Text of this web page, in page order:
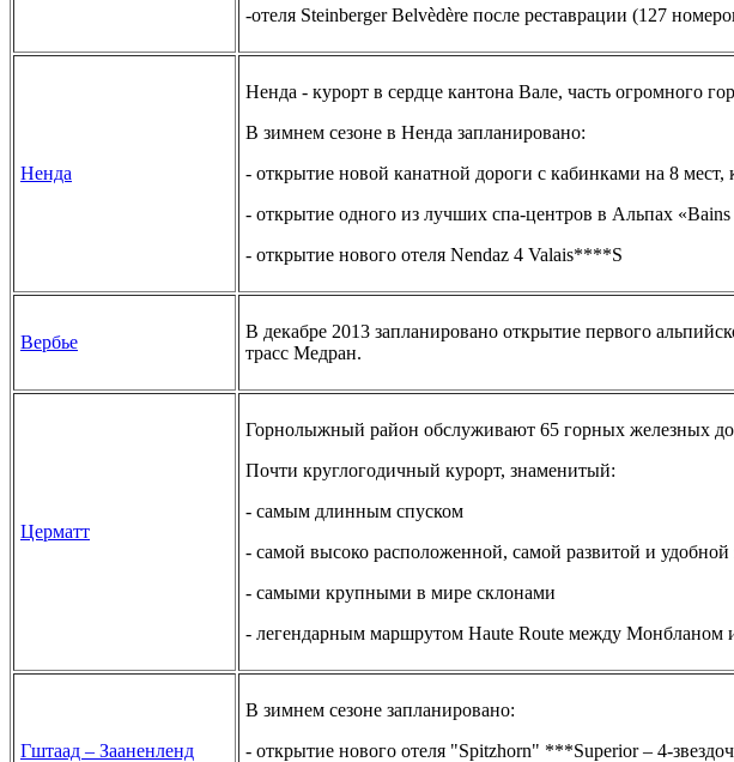
-отеля Steinberger Belvèdère после реставрации
Ненда
Ненда - курорт в сердце кантона Вале, часть огромного
В зимнем сезоне в Ненда запланировано:
- открытие новой канатной дороги с кабинками на 8
- открытие одного из лучших спа-центров в Альпах «Bains
- открытие нового отеля Nendaz 4 Valais****S
Вербье
В декабре 2013 запланировано открытие первого
трасс Медран.
Церматт
Горнолыжный район обслуживают 65 горных железных
Почти круглогодичный курорт, знаменитый:
- самым длинным спуском
- самой высоко расположенной, самой развитой и
- самыми крупными в мире склонами
- легендарным маршрутом Haute Route между Монбланом
Гштаад – Зааненленд
В зимнем сезоне запланировано:
- открытие нового отеля "Spitzhorn" ***Superior – 4-